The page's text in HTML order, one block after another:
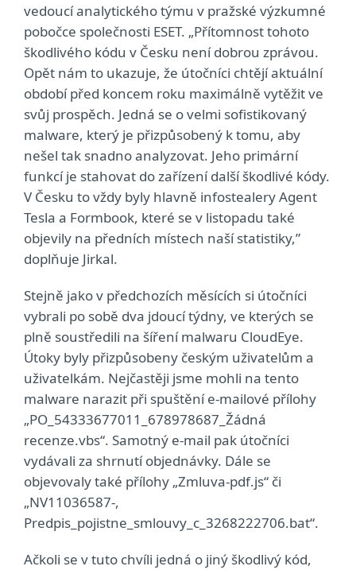
vedoucí analytického týmu v pražské výzkumné
pobočce společnosti ESET. „Přítomnost tohoto
škodlivého kódu v Česku není dobrou zprávou.
Opět nám to ukazuje, že útočníci chtějí aktuální
období před koncem roku maximálně vytěžit ve
svůj prospěch. Jedná se o velmi sofistikovaný
malware, který je přizpůsobený k tomu, aby
nešel tak snadno analyzovat. Jeho primární
funkcí je stahovat do zařízení další škodlivé kódy.
V Česku to vždy byly hlavně infostealery Agent
Tesla a Formbook, které se v listopadu také
objevily na předních místech naší statistiky,”
doplňuje Jirkal.
Stejně jako v předchozích měsících si útočníci
vybrali po sobě dva jdoucí týdny, ve kterých se
plně soustředili na šíření malwaru CloudEye.
Útoky byly přizpůsobeny českým uživatelům a
uživatelkám. Nejčastěji jsme mohli na tento
malware narazit při spuštění e-mailové přílohy
„PO_54333677011_678978687_Žádná
recenze.vbs“. Samotný e-mail pak útočníci
vydávali za shrnutí objednávky. Dále se
objevovaly také přílohy „Zmluva-pdf.js“ či
„NV11036587-,
Predpis_pojistne_smlouvy_c_3268222706.bat“.
Ačkoli se v tuto chvíli jedná o jiný škodlivý kód,